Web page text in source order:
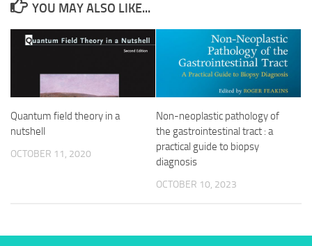
YOU MAY ALSO LIKE...
Quantum field theory in a
nutshell
OCTOBER 11, 2020
Non-neoplastic pathology of
the gastrointestinal tract : a
practical guide to biopsy
diagnosis
OCTOBER 10, 2023